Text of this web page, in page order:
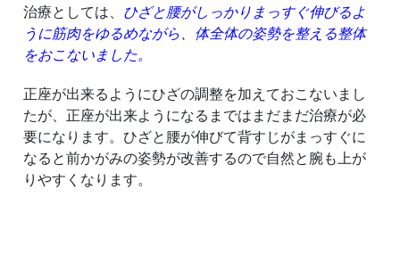
治療としては、 ひざと腰がしっかりまっすぐ伸びるよ
うに筋肉をゆるめながら、体全体の姿勢を整える整体
をおこないました。
正座が出来るようにひざの調整を加えておこないまし
たが、正座が出来ようになるまではまだまだ治療が必
要になります。ひざと腰が伸びて背すじがまっすぐに
なると前かがみの姿勢が改善するので自然と腕も上が
りやすくなります。